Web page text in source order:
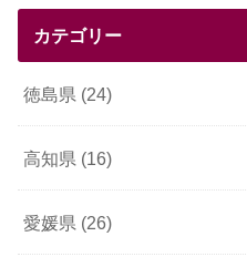
カテゴリー
徳島県 (24)
高知県 (16)
愛媛県 (26)